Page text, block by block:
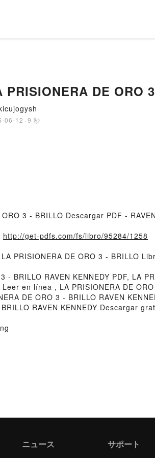
PRISIONERA DE ORO
06-12 · 9 秒
3 - BRILLO Descargar PDF -
http://get-pdfs.com/fs/libro/95284/1258
PRISIONERA DE ORO 3 - BRILLO
- BRILLO RAVEN KENNEDY PDF, LA
Leer en línea , LA PRISIONERA DE
DE ORO 3 - BRILLO RAVEN
RAVEN KENNEDY Descargar
ニュース サポート